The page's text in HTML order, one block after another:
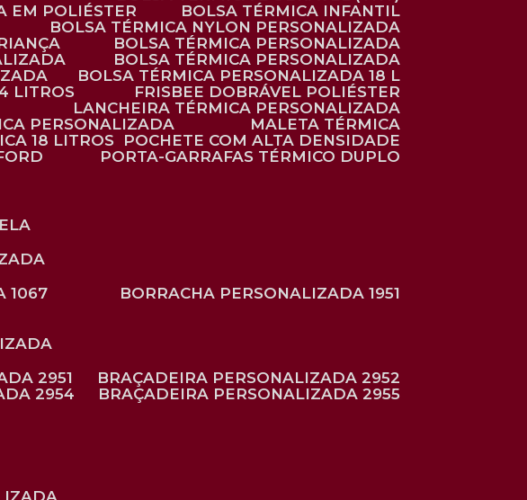
EM POLIÉSTER
BOLSA TÉRMICA INFANTIL
BOLSA TÉRMICA NYLON PERSONALIZADA
BOLSA TÉRMICA PERSONALIZADA
BOLSA TÉRMICA PERSONALIZADA
BOLSA TÉRMICA PERSONALIZADA 18 L
LITROS
FRISBEE DOBRÁVEL POLIÉSTER
LANCHEIRA TÉRMICA PERSONALIZADA
PERSONALIZADA
MALETA TÉRMICA
18 LITROS
POCHETE COM ALTA DENSIDADE
PORTA-GARRAFAS TÉRMICO DUPLO
1067
BORRACHA PERSONALIZADA 1951
2951
BRAÇADEIRA PERSONALIZADA 2952
2954
BRAÇADEIRA PERSONALIZADA 2955